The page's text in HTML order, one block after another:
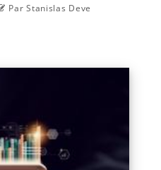
Par Stanislas Deve